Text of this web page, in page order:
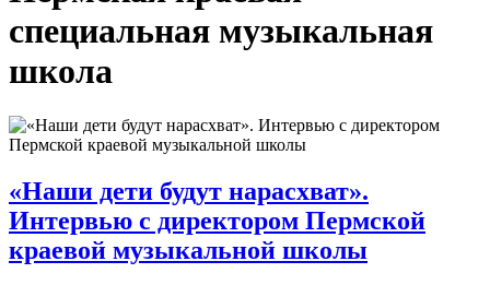
специальная музыкальная
школа
«Наши дети будут нарасхват».
Интервью с директором Пермской
краевой музыкальной школы